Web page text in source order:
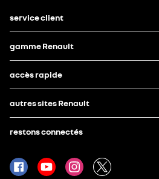
service client
gamme Renault
accès rapide
autres sites Renault
restons connectés